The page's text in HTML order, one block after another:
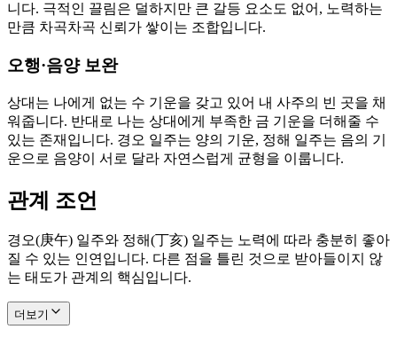
니다. 극적인 끌림은 덜하지만 큰 갈등 요소도 없어, 노력하는
만큼 차곡차곡 신뢰가 쌓이는 조합입니다.
오행·음양 보완
상대는 나에게 없는 수 기운을 갖고 있어 내 사주의 빈 곳을 채
워줍니다. 반대로 나는 상대에게 부족한 금 기운을 더해줄 수
있는 존재입니다. 경오 일주는 양의 기운, 정해 일주는 음의 기
운으로 음양이 서로 달라 자연스럽게 균형을 이룹니다.
관계 조언
경오(庚午) 일주와 정해(丁亥) 일주는 노력에 따라 충분히 좋아
질 수 있는 인연입니다. 다른 점을 틀린 것으로 받아들이지 않
는 태도가 관계의 핵심입니다.
더보기